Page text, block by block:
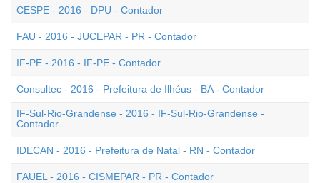
CESPE - 2016 - DPU - Contador
FAU - 2016 - JUCEPAR - PR - Contador
IF-PE - 2016 - IF-PE - Contador
Consultec - 2016 - Prefeitura de Ilhéus - BA - Contador
IF-Sul-Rio-Grandense - 2016 - IF-Sul-Rio-Grandense -
Contador
IDECAN - 2016 - Prefeitura de Natal - RN - Contador
FAUEL - 2016 - CISMEPAR - PR - Contador